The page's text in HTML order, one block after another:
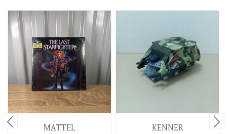
MATTEL KENNER